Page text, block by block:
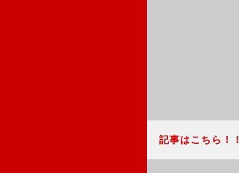
記事はこちら！！